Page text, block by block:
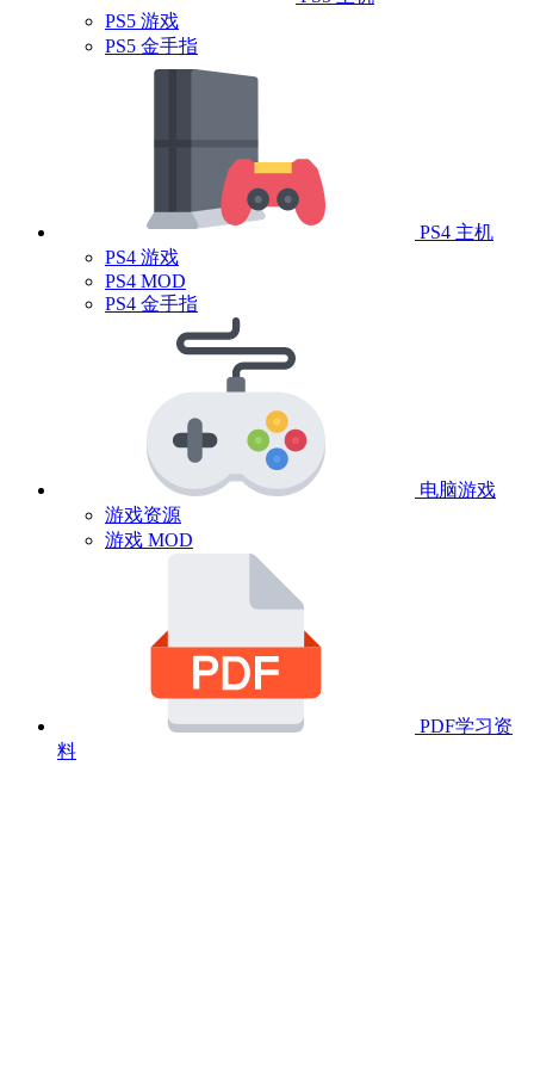
PS5 游戏
PS5 金手指
PS4 主机
PS4 游戏
PS4 MOD
PS4 金手指
电脑游戏
游戏资源
游戏 MOD
PDF学习资
料